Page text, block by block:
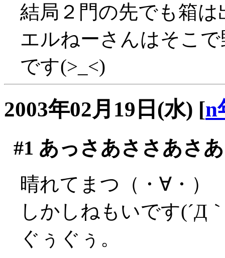
結局２門の先でも箱
エルねーさんはそこ
です(>_<)
2003年02月19日(水) [n
#1 あっさあささあさ
晴れてまつ（・∀・）
しかしねもいです(´Д
ぐぅぐぅ。